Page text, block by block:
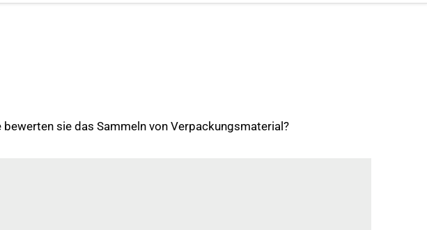
sie das Sammeln von Verpackungsmaterial?